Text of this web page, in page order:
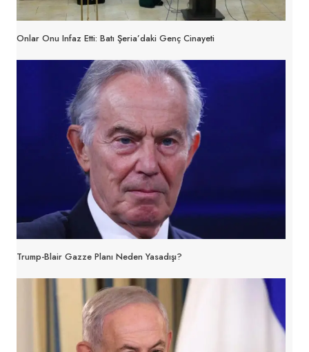
Onlar Onu Infaz Etti: Batı Şeria’daki Genç Cinayeti
Trump-Blair Gazze Planı Neden Yasadışı?